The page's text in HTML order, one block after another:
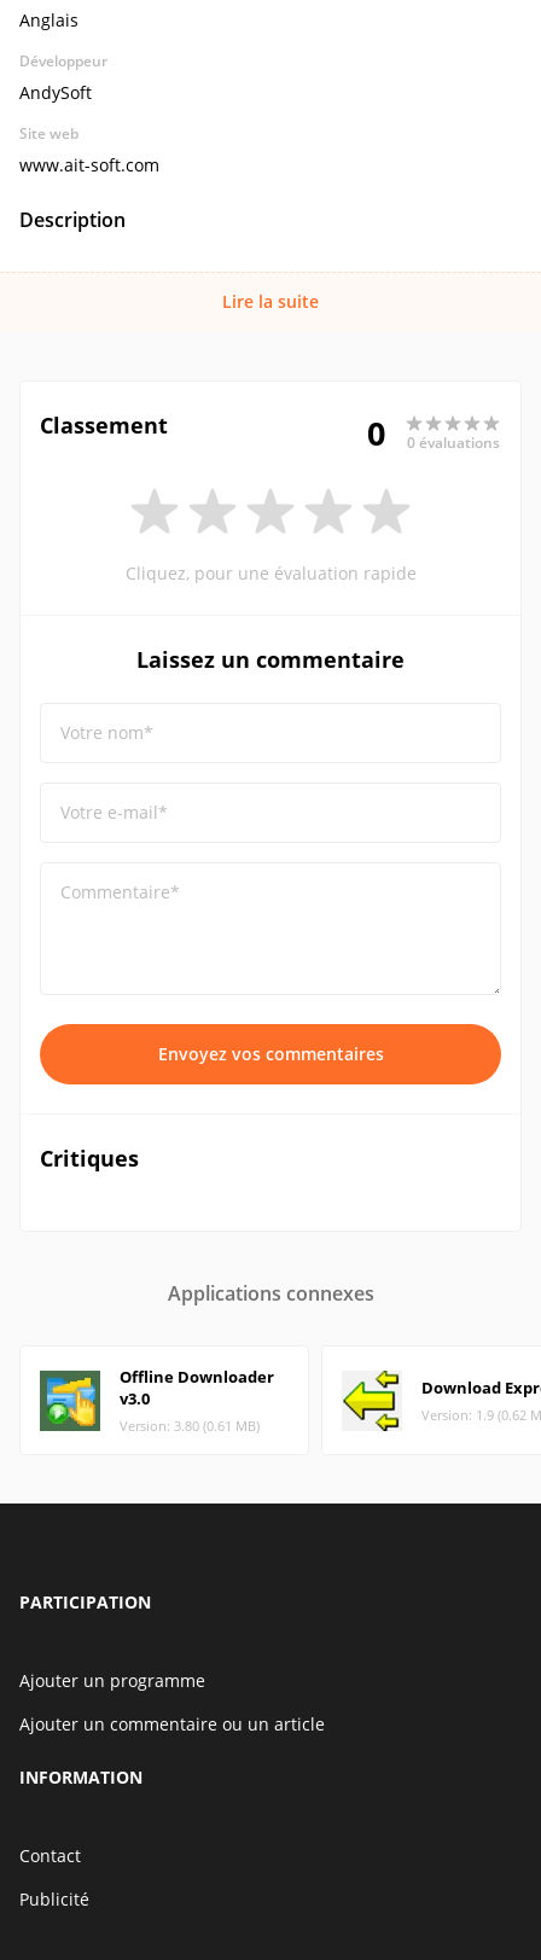
Anglais
Développeur
AndySoft
Site web
www.ait-soft.com
Description
Lire la suite
Classement 0 0 évaluations
Cliquez, pour une évaluation rapide
Laissez un commentaire
Votre nom*
Votre e-mail*
Commentaire*
Envoyez vos commentaires
Critiques
Applications connexes
Offline Downloader
v3.0
Version: 3.80 (0.61 MB)
Download
Version: 1.9 (0.62
PARTICIPATION
Ajouter un programme
Ajouter un commentaire ou un article
INFORMATION
Contact
Publicité